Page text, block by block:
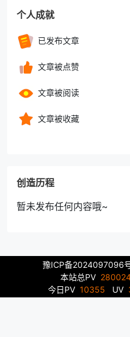
个人成就
已发布文章
文章被点赞
文章被阅读
文章被收藏
创造历程
暂未发布任何内容哦~
豫ICP备2024097096
本站总PV
今日PV 10355 UV